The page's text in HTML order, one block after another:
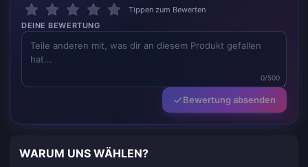
Tippen zum Bewerten
DEINE BEWERTUNG
0/500
Bewertung absenden
WARUM UNS WÄHLEN?